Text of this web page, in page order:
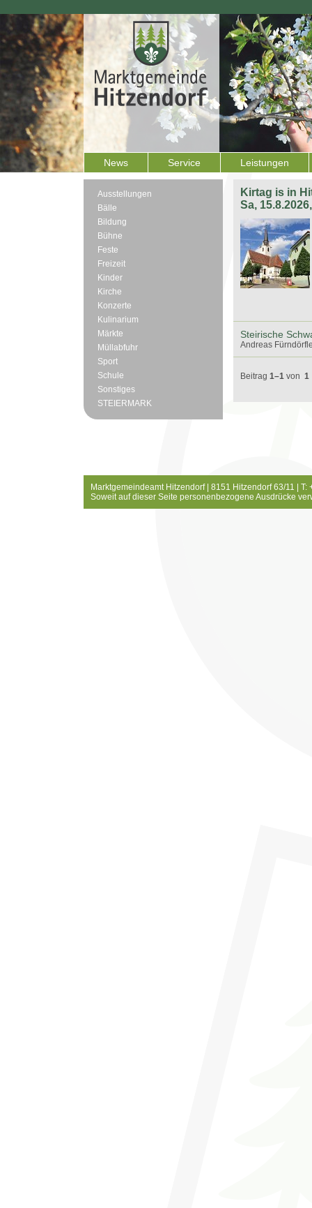
News Service Leistungen
Ausstellungen
Bälle
Bildung
Bühne
Feste
Freizeit
Kinder
Kirche
Konzerte
Kulinarium
Märkte
Müllabfuhr
Sport
Schule
Sonstiges
STEIERMARK
Kirtag is in
Sa,
Steirische
Andreas
Beitrag 1–1 von 1
Marktgemeindeamt Hitzendorf | 8151 Hitzendorf 63/11 |
Soweit auf dieser Seite personenbezogene Ausdrücke